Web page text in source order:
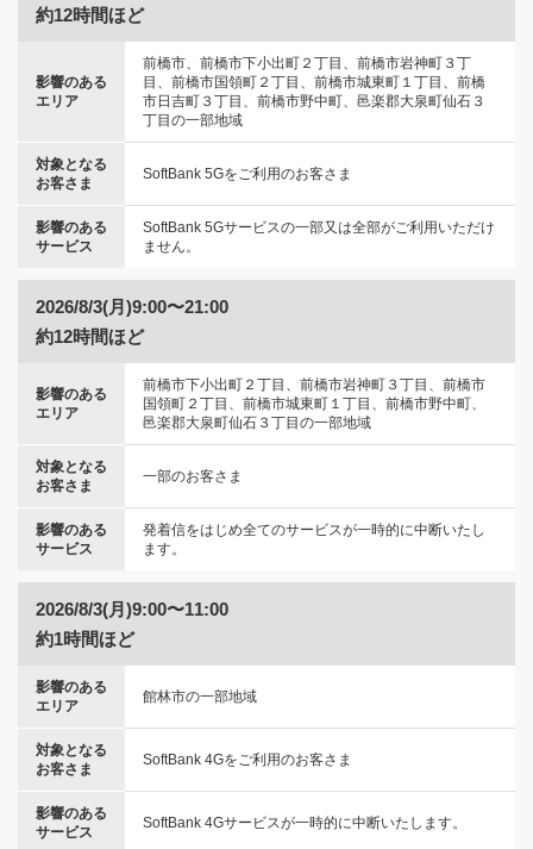
約12時間ほど
影響のある
エリア
前橋市、前橋市下小出町２丁目、前橋市岩神町３丁
目、前橋市国領町２丁目、前橋市城東町１丁目、前橋
市日吉町３丁目、前橋市野中町、邑楽郡大泉町仙石３
丁目の一部地域
対象となる
お客さま
SoftBank 5Gをご利用のお客さま
影響のある
サービス
SoftBank 5Gサービスの一部又は全部がご利用いただけ
ません。
2026/8/3(月)9:00〜21:00
約12時間ほど
影響のある
エリア
前橋市下小出町２丁目、前橋市岩神町３丁目、前橋市
国領町２丁目、前橋市城東町１丁目、前橋市野中町、
邑楽郡大泉町仙石３丁目の一部地域
対象となる
お客さま
一部のお客さま
影響のある
サービス
発着信をはじめ全てのサービスが一時的に中断いたし
ます。
2026/8/3(月)9:00〜11:00
約1時間ほど
影響のある
エリア
館林市の一部地域
対象となる
お客さま
SoftBank 4Gをご利用のお客さま
影響のある
サービス
SoftBank 4Gサービスが一時的に中断いたします。